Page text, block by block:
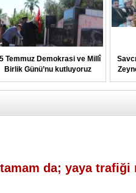
Temmuz Demokrasi ve Millî
Birlik Günü’nu kutluyoruz
da; yaya trafiği